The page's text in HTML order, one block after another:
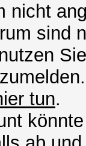
nicht
sind
tun.